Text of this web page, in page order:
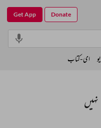
Get App Donate
ای-کتاب